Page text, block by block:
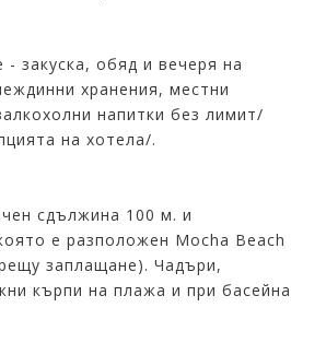
закуска, обяд и вечеря на
хранения, местни
напитки без лимит/
на хотела/.
сдължина 100 м. и
е разположен Mocha Beach
заплащане). Чадъри,
кърпи на плажа и при басейна